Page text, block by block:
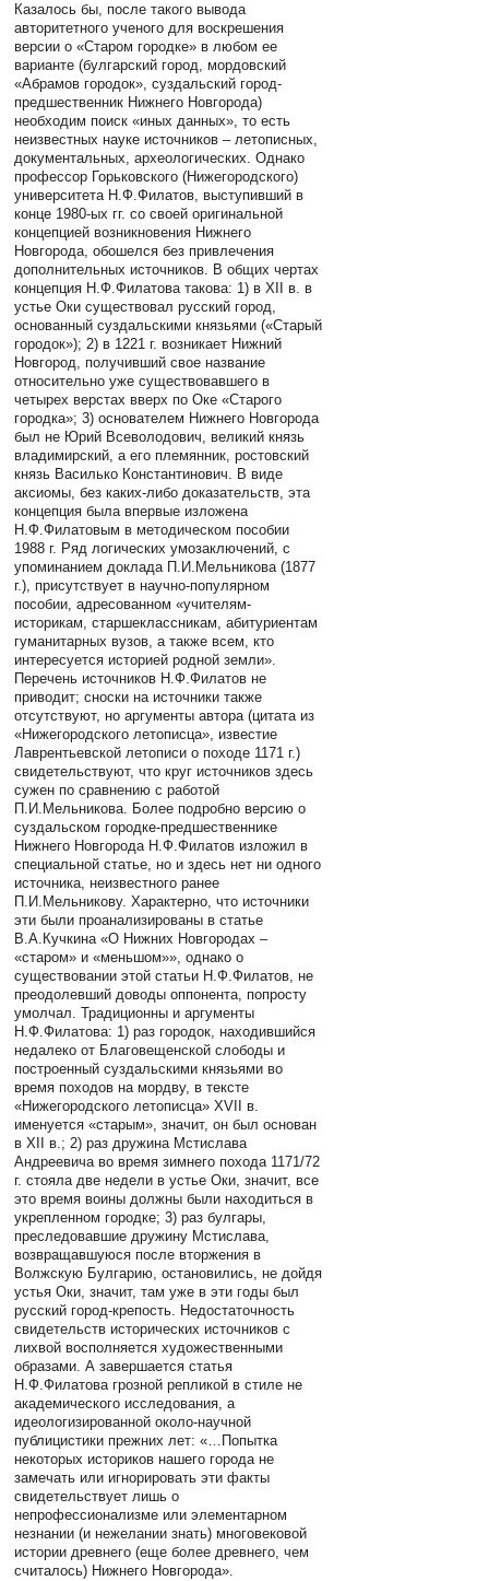
Казалось бы, после такого вывода
авторитетного ученого для воскрешения
версии о «Старом городке» в любом ее
варианте (булгарский город, мордовский
«Абрамов городок», суздальский город-
предшественник Нижнего Новгорода)
необходим поиск «иных данных», то есть
неизвестных науке источников – летописных,
документальных, археологических. Однако
профессор Горьковского (Нижегородского)
университета Н.Ф.Филатов, выступивший в
конце 1980-ых гг. со своей оригинальной
концепцией возникновения Нижнего
Новгорода, обошелся без привлечения
дополнительных источников. В общих чертах
концепция Н.Ф.Филатова такова: 1) в XII в. в
устье Оки существовал русский город,
основанный суздальскими князьями («Старый
городок»); 2) в 1221 г. возникает Нижний
Новгород, получивший свое название
относительно уже существовавшего в
четырех верстах вверх по Оке «Старого
городка»; 3) основателем Нижнего Новгорода
был не Юрий Всеволодович, великий князь
владимирский, а его племянник, ростовский
князь Василько Константинович. В виде
аксиомы, без каких-либо доказательств, эта
концепция была впервые изложена
Н.Ф.Филатовым в методическом пособии
1988 г. Ряд логических умозаключений, с
упоминанием доклада П.И.Мельникова (1877
г.), присутствует в научно-популярном
пособии, адресованном «учителям-
историкам, старшеклассникам, абитуриентам
гуманитарных вузов, а также всем, кто
интересуется историей родной земли».
Перечень источников Н.Ф.Филатов не
приводит; сноски на источники также
отсутствуют, но аргументы автора (цитата из
«Нижегородского летописца», известие
Лаврентьевской летописи о походе 1171 г.)
свидетельствуют, что круг источников здесь
сужен по сравнению с работой
П.И.Мельникова. Более подробно версию о
суздальском городке-предшественнике
Нижнего Новгорода Н.Ф.Филатов изложил в
специальной статье, но и здесь нет ни одного
источника, неизвестного ранее
П.И.Мельникову. Характерно, что источники
эти были проанализированы в статье
В.А.Кучкина «О Нижних Новгородах –
«старом» и «меньшом»», однако о
существовании этой статьи Н.Ф.Филатов, не
преодолевший доводы оппонента, попросту
умолчал. Традиционны и аргументы
Н.Ф.Филатова: 1) раз городок, находившийся
недалеко от Благовещенской слободы и
построенный суздальскими князьями во
время походов на мордву, в тексте
«Нижегородского летописца» XVII в.
именуется «старым», значит, он был основан
в XII в.; 2) раз дружина Мстислава
Андреевича во время зимнего похода 1171/72
г. стояла две недели в устье Оки, значит, все
это время воины должны были находиться в
укрепленном городке; 3) раз булгары,
преследовавшие дружину Мстислава,
возвращавшуюся после вторжения в
Волжскую Булгарию, остановились, не дойдя
устья Оки, значит, там уже в эти годы был
русский город-крепость. Недостаточность
свидетельств исторических источников с
лихвой восполняется художественными
образами. А завершается статья
Н.Ф.Филатова грозной репликой в стиле не
академического исследования, а
идеологизированной около-научной
публицистики прежних лет: «…Попытка
некоторых историков нашего города не
замечать или игнорировать эти факты
свидетельствует лишь о
непрофессионализме или элементарном
незнании (и нежелании знать) многовековой
истории древнего (еще более древнего, чем
считалось) Нижнего Новгорода».